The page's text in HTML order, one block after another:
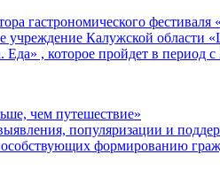
гастрономического
учреждение Калужской области
, которое пройдет в период
чем путешествие»
популяризации и
формированию